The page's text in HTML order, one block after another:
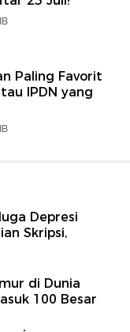
Paling Favorit
IPDN yang
Depresi
Skripsi,
di Dunia
100 Besar